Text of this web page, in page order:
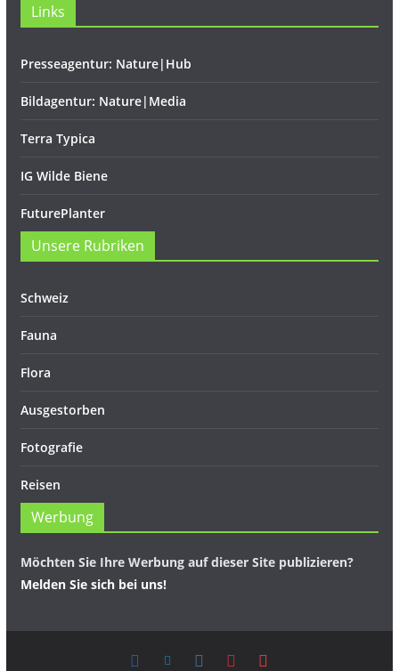
Links
Presseagentur: Nature|Hub
Bildagentur: Nature|Media
Terra Typica
IG Wilde Biene
FuturePlanter
Unsere Rubriken
Schweiz
Fauna
Flora
Ausgestorben
Fotografie
Reisen
Werbung
Möchten Sie Ihre Werbung auf dieser Site publizieren?
Melden Sie sich bei uns!